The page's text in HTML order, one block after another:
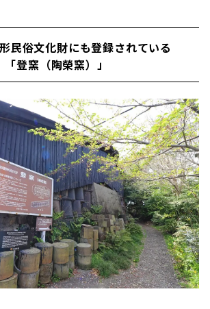
道」をぶらり散策してみたいと思いま
はこちらから (adsbygoogle = wind
|| ).push({});名鉄河和線「常
ってきました！。「やきもの散歩道」
から徒歩5分ほどの場所にありま...
民俗文化財にも登録されている
「登窯（陶榮窯）」